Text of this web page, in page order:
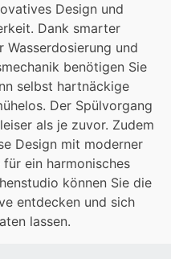
Design und
Dank smarter
Wasserdosierung und
benötigen Sie
selbst hartnäckige
Der Spülvorgang
als je zuvor. Zudem
Design mit moderner
ein harmonisches
können Sie die
entdecken und sich
lassen.